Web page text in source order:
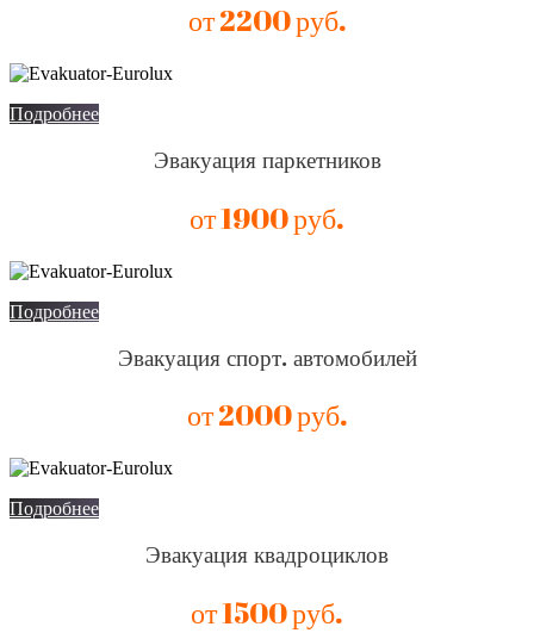
от 2200 руб.
Подробнее
Эвакуация паркетников
от 1900 руб.
Подробнее
Эвакуация спорт. автомобилей
от 2000 руб.
Подробнее
Эвакуация квадроциклов
от 1500 руб.